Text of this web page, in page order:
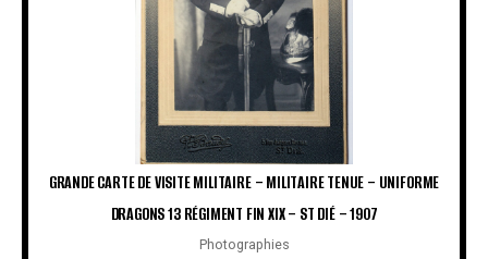
GRANDE CARTE DE VISITE MILITAIRE – MILITAIRE TENUE – UNIFORME
DRAGONS 13 RÉGIMENT FIN XIX – ST DIÉ – 1907
Photographies